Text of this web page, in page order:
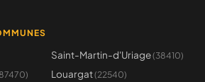
Saint-Martin-d'Uriage(38410)
Louargat(22540)